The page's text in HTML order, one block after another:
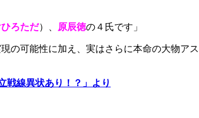
ろただ）、 原辰徳の４氏です」
の可能性に加え、実はさらに本命の大物ア
戦線異状あり！？」より